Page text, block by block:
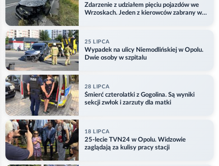
Zdarzenie z udziałem pięciu pojazdów we
Wrzoskach. Jeden z kierowców zabrany w
25 LIPCA
Wypadek na ulicy Niemodlińskiej w Opolu.
Dwie osoby w szpitalu
28 LIPCA
Śmierć czterolatki z Gogolina. Są wyniki
sekcji zwłok i zarzuty dla matki
18 LIPCA
25-lecie TVN24 w Opolu. Widzowie
zaglądają za kulisy pracy stacji